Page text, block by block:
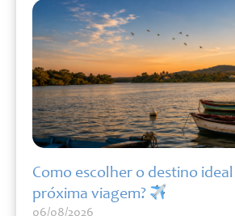
Como escolher o destino
próxima viagem?
06/08/2026